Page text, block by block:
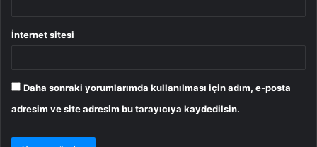
İnternet sitesi
Daha sonraki yorumlarımda kullanılması için adım, e-posta
adresim ve site adresim bu tarayıcıya kaydedilsin.